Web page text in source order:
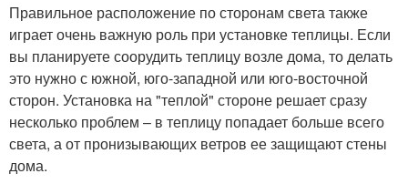
Правильное расположение по сторонам света также
играет очень важную роль при установке теплицы. Если
вы планируете соорудить теплицу возле дома, то делать
это нужно с южной, юго-западной или юго-восточной
сторон. Установка на "теплой" стороне решает сразу
несколько проблем – в теплицу попадает больше всего
света, а от пронизывающих ветров ее защищают стены
дома.